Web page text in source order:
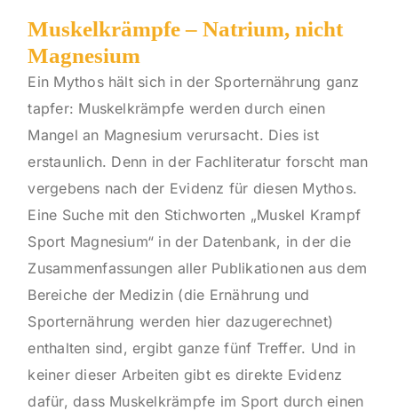
Muskelkrämpfe – Natrium, nicht
Magnesium
Ein Mythos hält sich in der Sporternährung ganz
tapfer: Muskelkrämpfe werden durch einen
Mangel an Magnesium verursacht. Dies ist
erstaunlich. Denn in der Fachliteratur forscht man
vergebens nach der Evidenz für diesen Mythos.
Eine Suche mit den Stichworten „Muskel Krampf
Sport Magnesium“ in der Datenbank, in der die
Zusammenfassungen aller Publikationen aus dem
Bereiche der Medizin (die Ernährung und
Sporternährung werden hier dazugerechnet)
enthalten sind, ergibt ganze fünf Treffer. Und in
keiner dieser Arbeiten gibt es direkte Evidenz
dafür, dass Muskelkrämpfe im Sport durch einen